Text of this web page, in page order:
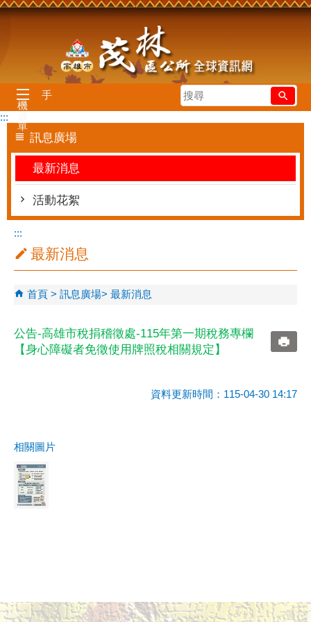
跳到主要內容區塊
搜
尋
手
機
單
:::
訊息廣場
最新消息
活動花絮
:::
最新消息
首頁 訊息廣場 最新消息
公告-高雄市稅捐稽徵處-115年第一期稅務專欄
【身心障礙者免徵使用牌照稅相關規定】
資料更新時間：115-04-30 14:17
相關圖片